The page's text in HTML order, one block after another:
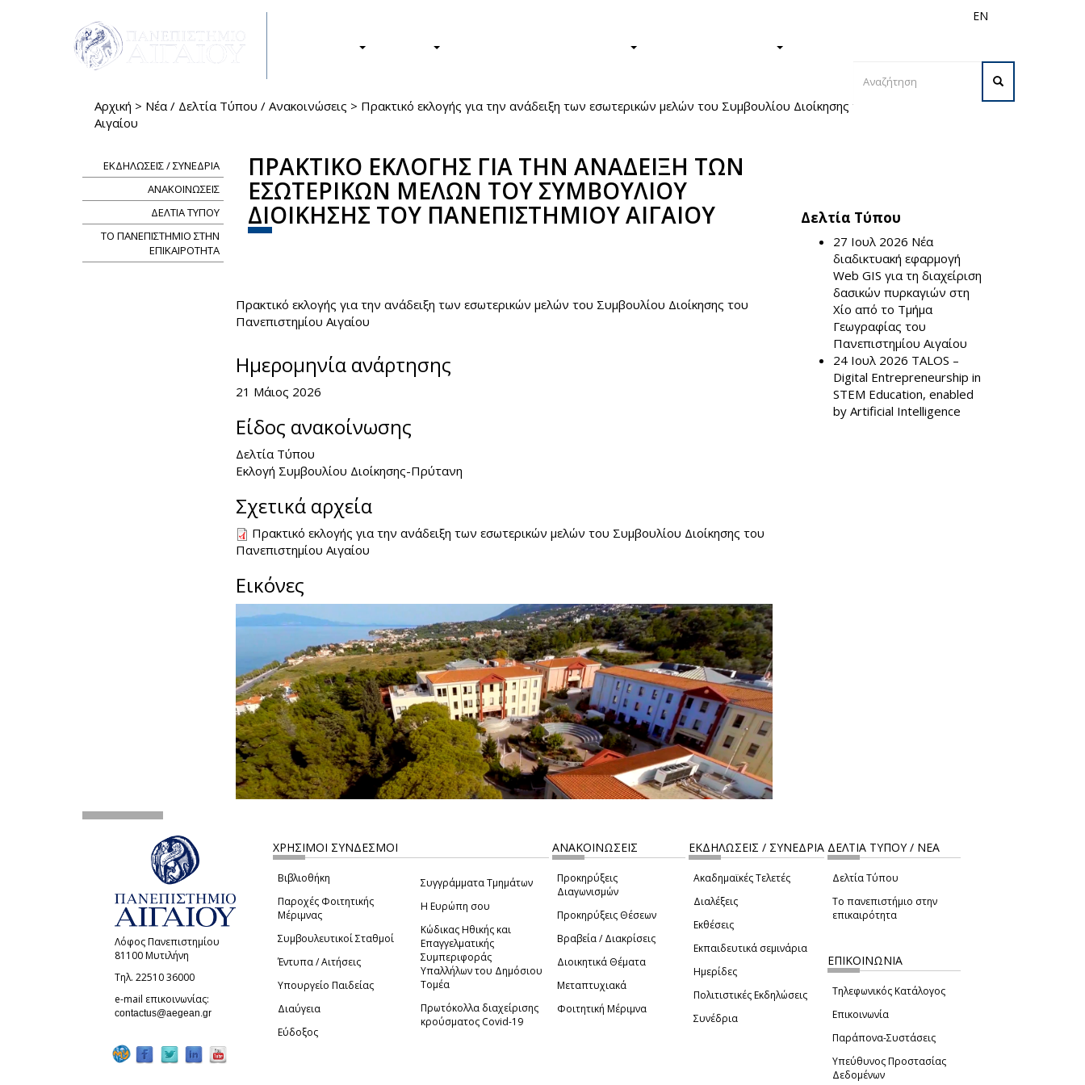
EN
Φόρμα
Είστε εδώ
Αρχική > Νέα / Δελτία Τύπου / Ανακοινώσεις > Πρακτικό εκλογής για την ανάδειξη των εσωτερικών µελών του Συµβουλίου Διοίκησης του Πανεπιστηµίου
Αιγαίου
ΠΡΑΚΤΙΚΟ ΕΚΛΟΓΗΣ ΓΙΑ ΤΗΝ ΑΝΑΔΕΙΞΗ ΤΩΝ
ΕΣΩΤΕΡΙΚΩΝ ΜΕΛΩΝ ΤΟΥ ΣΥΜΒΟΥΛΙΟΥ
ΔΙΟΙΚΗΣΗΣ ΤΟΥ ΠΑΝΕΠΙΣΤΗΜΙΟΥ ΑΙΓΑΙΟΥ
Πρακτικό εκλογής για την ανάδειξη των εσωτερικών µελών του Συµβουλίου Διοίκησης του
Πανεπιστηµίου Αιγαίου
Ημερομηνία ανάρτησης
21 Μάιος 2026
Είδος ανακοίνωσης
Δελτία Τύπου
Εκλογή Συμβουλίου Διοίκησης-Πρύτανη
Σχετικά αρχεία
Πρακτικό εκλογής για την ανάδειξη των εσωτερικών µελών του Συµβουλίου Διοίκησης του
Πανεπιστηµίου Αιγαίου
Εικόνες
ΕΚΔΗΛΩΣΕΙΣ / ΣΥΝΕΔΡΙΑ
ΑΝΑΚΟΙΝΩΣΕΙΣ
ΔΕΛΤΙΑ ΤΥΠΟΥ
ΤΟ ΠΑΝΕΠΙΣΤΗΜΙΟ ΣΤΗΝ
ΕΠΙΚΑΙΡΟΤΗΤΑ
Δελτία Τύπου
27 Ιουλ 2026 Νέα
διαδικτυακή εφαρμογή
Web GIS για τη διαχείριση
δασικών πυρκαγιών στη
Χίο από το Τμήμα
Γεωγραφίας του
Πανεπιστημίου Αιγαίου
24 Ιουλ 2026 TALOS –
Digital Entrepreneurship in
STEM Education, enabled
by Artificial Intelligence
Λόφος Πανεπιστημίου
81100 Μυτιλήνη
Τηλ. 22510 36000
e-mail επικοινωνίας:
contactus@aegean.gr (link sends e-mail)
ΧΡΗΣΙΜΟΙ ΣΥΝΔΕΣΜΟΙ
Βιβλιοθήκη
Παροχές Φοιτητικής
Μέριμνας
Συμβουλευτικοί Σταθμοί
Έντυπα / Αιτήσεις
Υπουργείο Παιδείας
Διαύγεια
Εύδοξος
Συγγράμματα Τμημάτων
Η Ευρώπη σου
Κώδικας Ηθικής και
Επαγγελματικής
Συμπεριφοράς
Υπαλλήλων του Δημόσιου
Τομέα
Πρωτόκολλα διαχείρισης
κρούσματος Covid-19
ΑΝΑΚΟΙΝΩΣΕΙΣ
Προκηρύξεις
Διαγωνισμών
Προκηρύξεις Θέσεων
Βραβεία / Διακρίσεις
Διοικητικά Θέματα
Μεταπτυχιακά
Φοιτητική Μέριμνα
ΕΚΔΗΛΩΣΕΙΣ / ΣΥΝΕΔΡΙΑ
Ακαδημαϊκές Τελετές
Διαλέξεις
Εκθέσεις
Εκπαιδευτικά σεμινάρια
Ημερίδες
Πολιτιστικές Εκδηλώσεις
Συνέδρια
ΔΕΛΤΙΑ ΤΥΠΟΥ / ΝΕΑ
Δελτία Τύπου
Το πανεπιστήμιο στην
επικαιρότητα
ΕΠΙΚΟΙΝΩΝΙΑ
Τηλεφωνικός Κατάλογος
Επικοινωνία
Παράπονα-Συστάσεις
Υπεύθυνος Προστασίας
Δεδομένων